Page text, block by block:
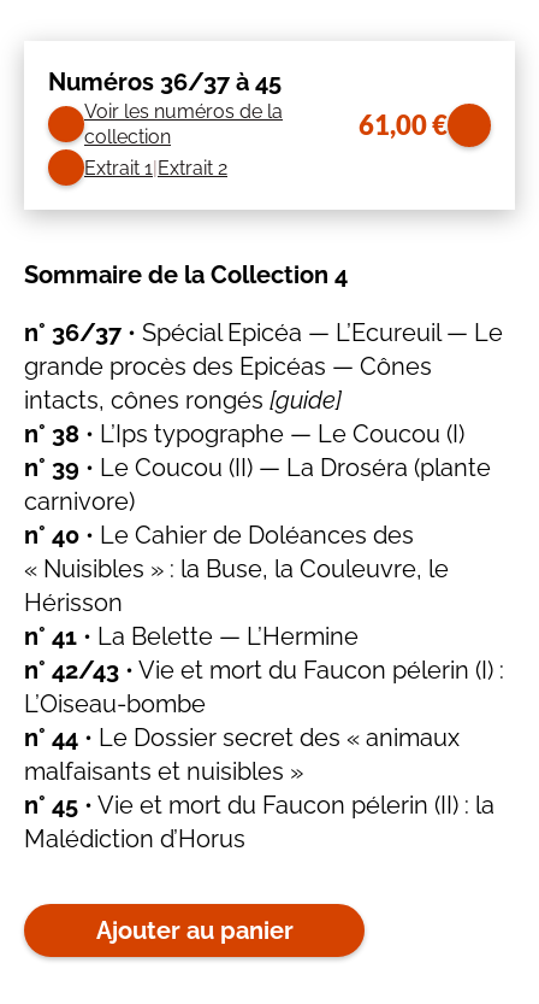
Numéros 36/37 à 45
Voir les numéros de la
collection
Extrait 1 Extrait 2
61,00€
Sommaire de la Collection 4
n° 36/37 • Spécial Epicéa — L’Ecureuil — Le
grande procès des Epicéas — Cônes
intacts, cônes rongés [guide]
n° 38 • L’Ips typographe — Le Coucou (I)
n° 39 • Le Coucou (II) — La Droséra (plante
carnivore)
n° 40 • Le Cahier de Doléances des
« Nuisibles » : la Buse, la Couleuvre, le
Hérisson
n° 41 • La Belette — L’Hermine
n° 42/43 • Vie et mort du Faucon pélerin (I) :
L’Oiseau-bombe
n° 44 • Le Dossier secret des « animaux
malfaisants et nuisibles »
n° 45 • Vie et mort du Faucon pélerin (II) : la
Malédiction d’Horus
Ajouter au panier